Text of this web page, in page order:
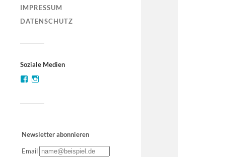
IMPRESSUM
DATENSCHUTZ
Soziale Medien
Newsletter abonnieren
Email